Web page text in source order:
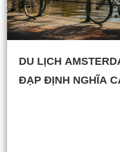
DU LỊCH
ĐẠP ĐỊNH NGHĨA